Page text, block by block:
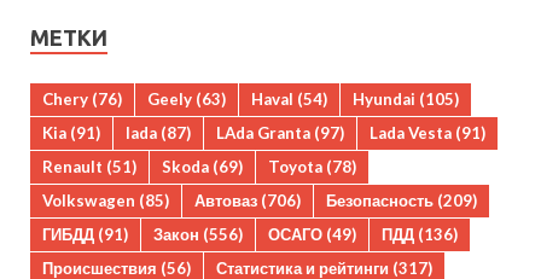
МЕТКИ
Chery (76) Geely (63) Haval (54) Hyundai (105)
Kia (91) lada (87) LAda Granta (97) Lada Vesta (91)
Renault (51) Skoda (69) Toyota (78)
Volkswagen (85) Автоваз (706) Безопасность (209)
ГИБДД (91) Закон (556) ОСАГО (49) ПДД (136)
Происшествия (56) Статистика и рейтинги (317)